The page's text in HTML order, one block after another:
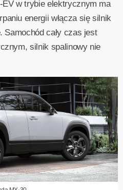
w trybie elektrycznym ma
energii włącza się silnik
Samochód cały czas jest
silnik spalinowy nie